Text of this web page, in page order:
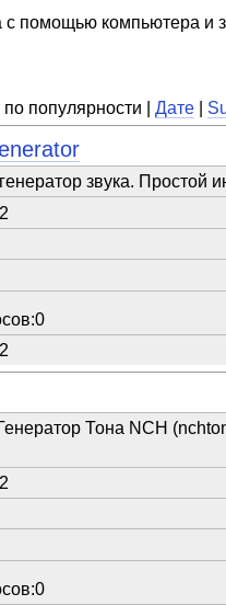
помощью компьютера и
| по популярности | Дате
звука. Простой
Тона NCH